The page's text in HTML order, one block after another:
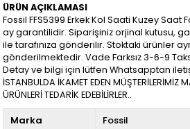
ÜRÜN AÇIKLAMASI
Fossil FFS5399 Erkek Kol Saati Kuzey Saat
ay garantilidir. Siparişiniz orjinal kutusu,
ile tarafınıza gönderilir. Stoktaki ürünler
gönderilmektedir. Vade Farksız 3-6-9
Detay ve bilgi için lütfen Whatsapptan
İSTANBULDA İKAMET EDEN MÜŞTERİLERİMİZ
ÜRÜNLERİ TEDARİK EDEBİLİRLER..
Marka
Fossil